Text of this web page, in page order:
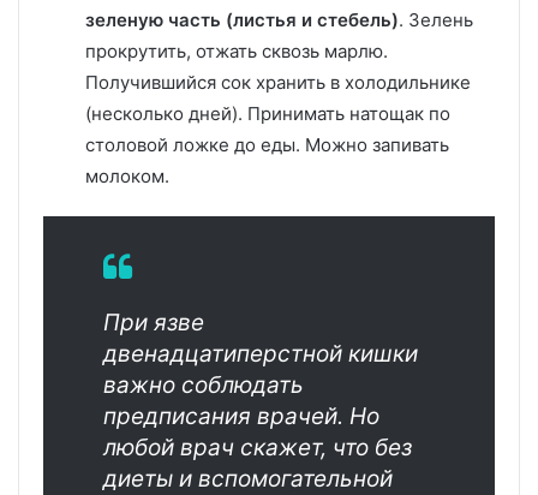
зеленую часть (листья и стебель). Зелень
прокрутить, отжать сквозь марлю.
Получившийся сок хранить в холодильнике
(несколько дней). Принимать натощак по
столовой ложке до еды. Можно запивать
молоком.
При язве
двенадцатиперстной кишки
важно соблюдать
предписания врачей. Но
любой врач скажет, что без
диеты и вспомогательной